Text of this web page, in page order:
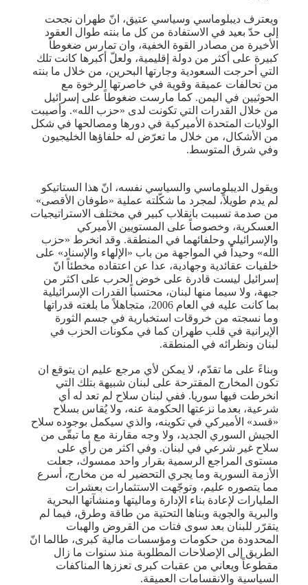
ويعترف ديبلوماسي وسياسي عتيق، انّ طهران نجحت
إلى حدّ بعيد في الاستفادة من كل ما بنته طوال العقود
الأخيرة من مصادر القوة الخفية، وان تمارس ضغوطاً
كبيرة على أكثر من دولة إقليمية، ولعلّ أكبرها كانت تلك
التي أحرجت السعودية وجارتها البحرين، من خلال ما بنته
من تحالفات عميقة وقوية في خاصرتها الرخوة مع
الحوثيين في اليمن. كما مارست ضغوطاً على إسرائيل
من خلال القدرات التي تكونت لدى «حزب الله». وأصيبت
الولايات المتحدة الأميركية في دورها ومصالحها في شكل
من الأشكال، من خلال ما تعرّض له حلفاؤها الخليجيون
وفي شرق المتوسط.
ويقول الديبلوماسي والسياسي نفسه، انّ هذا الستاتيكو
لم يدم طويلاً، لمجرد ما شكّلته عملية «طوفان الأقصى»
من صدمة تسببت بانقلاب كبير في مختلف الاستراتيجيات
العسكرية، وخصوصاً على المستويين الأميركي
والإسرائيلي وحلفائهما في المنطقة. وقد انخرط «حزب
الله» وحيداً في المواجهة من باب «الإلهاء والإسناد» على
خلفيات عقائدية وجهادية، عدا عن اعتقاده مخطئاً انّ
إسرائيل ليست قادرة على خوض الحرب على اكثر من
جبهة، ولا سيما منها لبنان، محتسباً القدرات الإسرائيلية
بما كانت عليه في العام 2006، متجاهلاً ما بلغته قدراتها
وما نسجته من خروقات استخبارية في جسم الثورة
الإيرانية في قلب طهران كما في مكونات الحزب في
لبنان ونظرائه في المنطقة.
وبناءً على ما تقدّم، لا يمكن لأي مرجع عليم ان يتوقع ان
تكون المخارج المقترحة على لبنان شبيهة بتلك التي
انخرطت فيها سوريا. ففي لبنان سلاح لم تعد له أي
شرعية، بعدما نزعتها الحكومة عنه، ولا يُقاس بسلاح
«قسد» الأميركي في تكوينه، والذي سيكمل بوجوده سلاح
الجيش السوري الجديد، ولا وجه مقارنة مع ما تبقّى من
سلاح غير شرعي في لبنان. وفي اكثر من رأي على
مستوى المراجع الرسمية بقرار واحد ممسوك، جعلت
الأزمة السورية وما يجري التحضير له من مخارج، أسرع
مما يتصوره عليم، وتوجّهت الاستثمارات بعشرات
المليارات لإعادة بناء الإدارة وماليتها ومنشآتها البحرية
والبرية والجوية وبناها التحتية من طاقة وطرق، فيما لم
يتقرّر للبنان بعد سوى فتات من القروض والهبات
المحدودة من حكومات ومؤسسات مالية كبرى، طالما انّ
الطريق إلى الإصلاحات المطلوبة منذ سنوات ما زال
مقطوعاً ويعاني من عقبات كبرى تعززها المناكفات
السياسية والانقسامات العميقة.